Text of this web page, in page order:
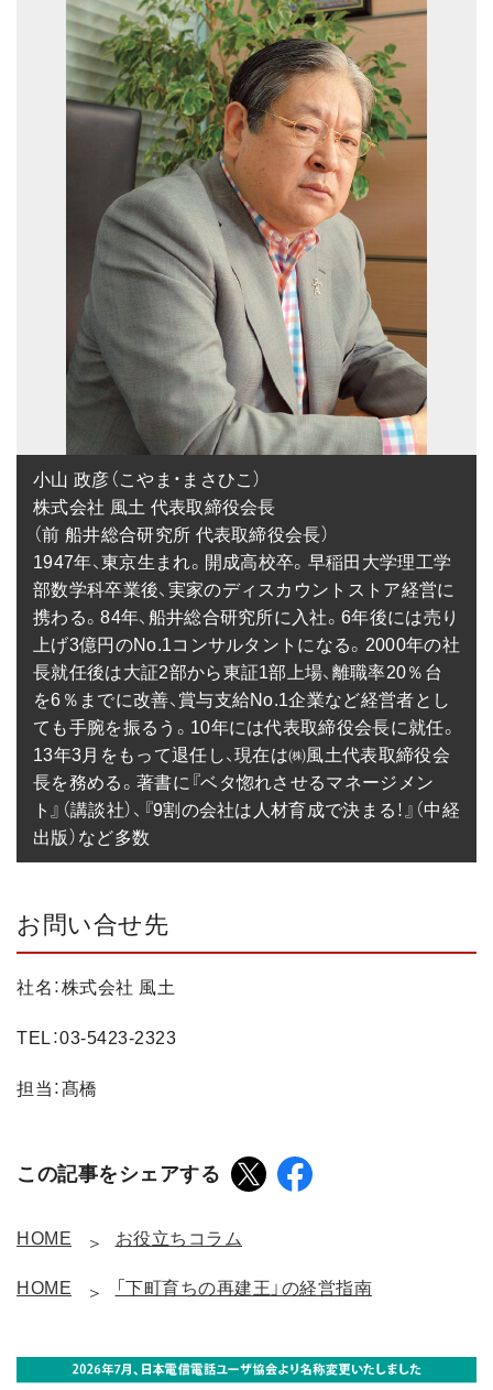
小山 政彦（こやま・まさひこ）
株式会社 風土 代表取締役会長
（前 船井総合研究所 代表取締役会長）
1947年、東京生まれ。開成高校卒。早稲田大学理工学
部数学科卒業後、実家のディスカウントストア経営に
携わる。84年、船井総合研究所に入社。6年後には売り
上げ3億円のNo.1コンサルタントになる。2000年の社
長就任後は大証2部から東証1部上場、離職率20％台
を6％までに改善、賞与支給No.1企業など経営者とし
ても手腕を振るう。10年には代表取締役会長に就任。
13年3月をもって退任し、現在は㈱風土代表取締役会
長を務める。著書に『ベタ惚れさせるマネージメン
ト』（講談社）、『9割の会社は人材育成で決まる！』（中経
出版）など多数
お問い合せ先
社名：株式会社 風土
TEL：03-5423-2323
担当：髙橋
この記事をシェアする
HOME お役立ちコラム
HOME 「下町育ちの再建王」の経営指南